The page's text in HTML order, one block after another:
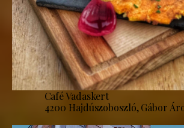
Café Vadaskert
4200 Hajdúszoboszló, Gábor